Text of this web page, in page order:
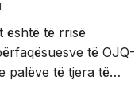
është të rrisë
të OJQ-
palëve të tjera të…